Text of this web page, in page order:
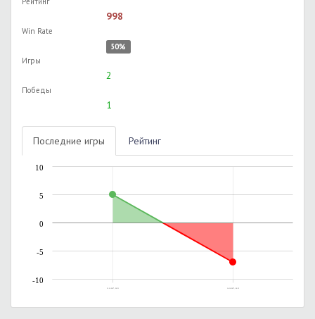
998
Win Rate
50%
Игры
2
Победы
1
Последние игры Рейтинг
13.10.2017, 20:51 14.10.2017, 00:53
-10
-5
0
5
10